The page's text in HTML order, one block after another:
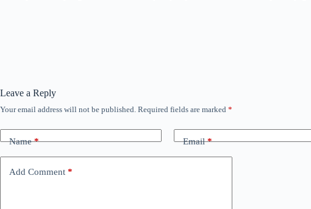
Leave a Reply
Your email address will not be published. Required fields are marked *
Name* Email*
Add Comment *